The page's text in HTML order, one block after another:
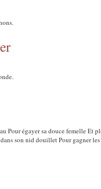
Pour égayer sa douce femelle Et
son nid douillet Pour gagner